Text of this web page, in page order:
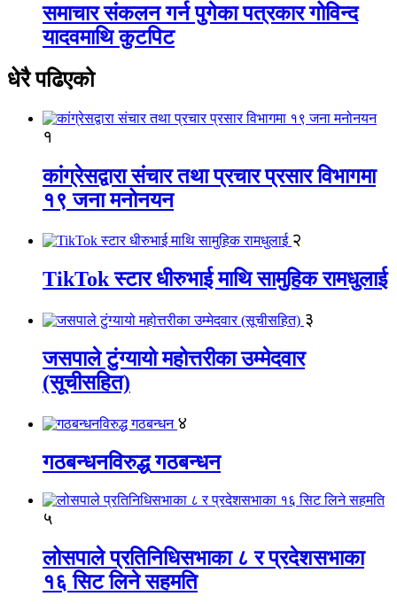
समाचार संकलन गर्न पुगेका पत्रकार गोविन्द
यादवमाथि कुटपिट
धेरै पढिएको
१
कांग्रेसद्वारा संचार तथा प्रचार प्रसार विभागमा
१९ जना मनोनयन
२
TikTok स्टार धीरुभाई माथि सामुहिक रामधुलाई
३
जसपाले टुंग्यायो महोत्तरीका उम्मेदवार
(सूचीसहित)
४
गठबन्धनविरुद्ध गठबन्धन
५
लोसपाले प्रतिनिधिसभाका ८ र प्रदेशसभाका
१६ सिट लिने सहमति